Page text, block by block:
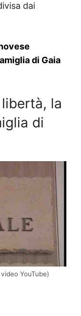
dai
di Gaia
la
di
YouTube)